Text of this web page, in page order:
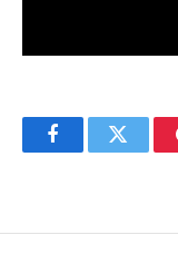
FacebookTwitter